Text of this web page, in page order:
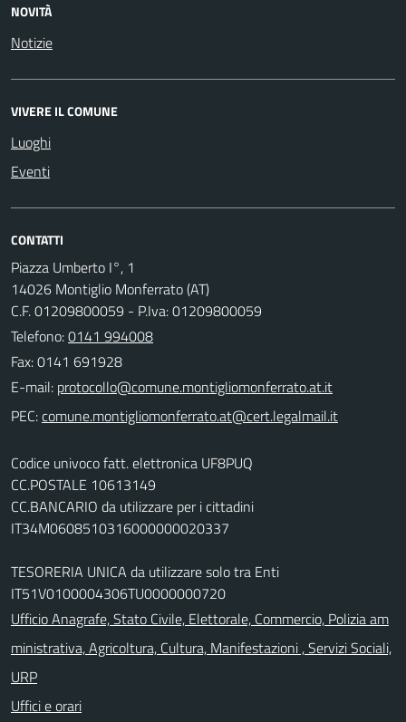
NOVITÀ
Notizie
VIVERE IL COMUNE
Luoghi
Eventi
CONTATTI
Piazza Umberto I°, 1
14026 Montiglio Monferrato (AT)
C.F. 01209800059 - P.Iva: 01209800059
Telefono:0141 994008
Fax: 0141 691928
E-mail:
PEC:
Codice univoco fatt. elettronica UF8PUQ
CC.POSTALE 10613149
CC.BANCARIO da utilizzare per i cittadini
IT34M0608510316000000020337
TESORERIA UNICA da utilizzare solo tra Enti
IT51V0100004306TU0000000720
Ufficio Anagrafe, Stato Civile, Elettorale, Commercio, Polizia am
ministrativa, Agricoltura, Cultura, Manifestazioni , Servizi Sociali,
URP
Uffici e orari